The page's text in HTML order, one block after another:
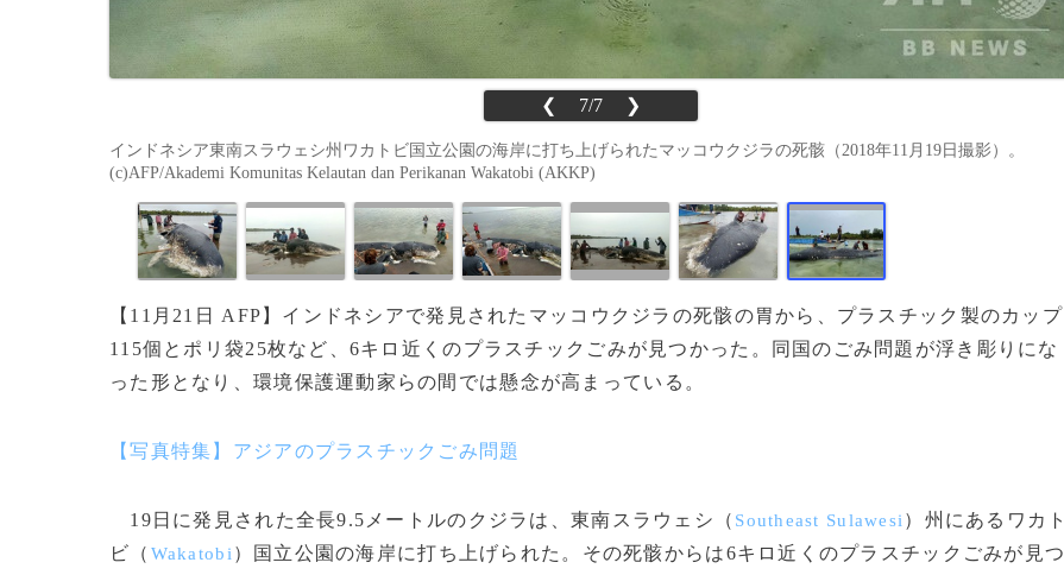
❮ 7/7 ❯
インドネシア東南スラウェシ州ワカトビ国立公園の海岸に打ち上げられたマッコウクジラの死骸（2018年11月19日撮影）。
(c)AFP/Akademi Komunitas Kelautan dan Perikanan Wakatobi (AKKP)
【11月21日 AFP】インドネシアで発見されたマッコウクジラの死骸の胃から、プラスチック製のカップ
115個とポリ袋25枚など、6キロ近くのプラスチックごみが見つかった。同国のごみ問題が浮き彫りにな
った形となり、環境保護運動家らの間では懸念が高まっている。
【写真特集】アジアのプラスチックごみ問題
19日に発見された全長9.5メートルのクジラは、東南スラウェシ（ Southeast Sulawesi ）州にあるワカト
ビ（ Wakatobi ）国立公園の海岸に打ち上げられた。その死骸からは6キロ近くのプラスチックごみが見つ